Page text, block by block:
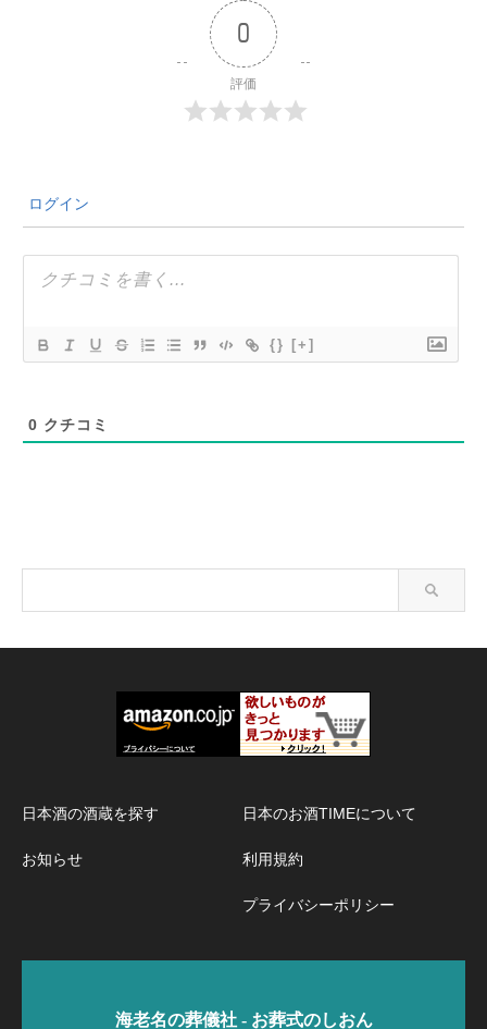
0
評価
ログイン
{} [+]
0 クチコミ
日本酒の酒蔵を探す
お知らせ
日本のお酒TIMEについて
利用規約
プライバシーポリシー
海老名の葬儀社 - お葬式のしおん